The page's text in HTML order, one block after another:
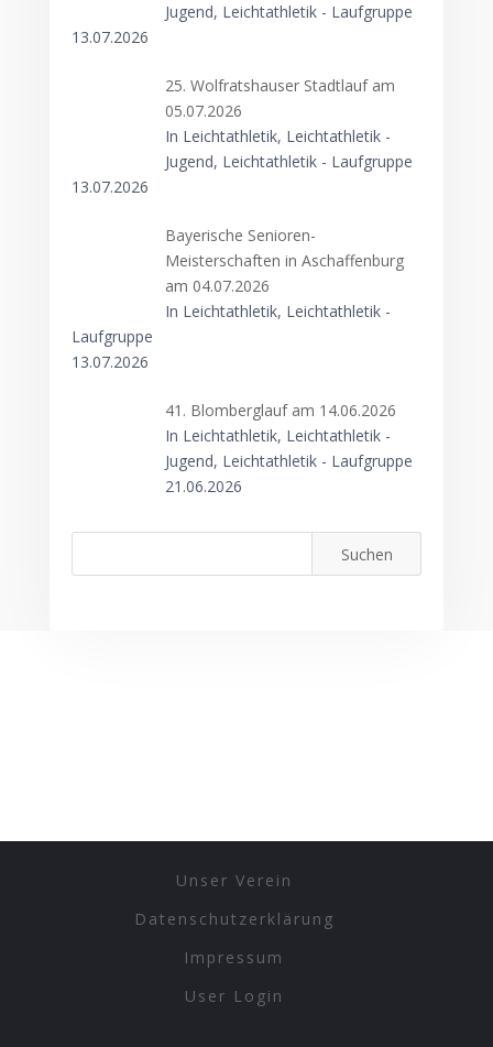
Jugend, Leichtathletik - Laufgruppe
13.07.2026
25. Wolfratshauser Stadtlauf am
05.07.2026
In Leichtathletik, Leichtathletik -
Jugend, Leichtathletik - Laufgruppe
13.07.2026
Bayerische Senioren-
Meisterschaften in Aschaffenburg
am 04.07.2026
In Leichtathletik, Leichtathletik -
Laufgruppe
13.07.2026
41. Blomberglauf am 14.06.2026
In Leichtathletik, Leichtathletik -
Jugend, Leichtathletik - Laufgruppe
21.06.2026
Unser Verein
Datenschutzerklärung
Impressum
User Login